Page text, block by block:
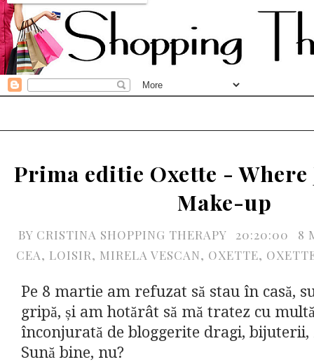
Prima editie Oxette - Where
Make-up
BY CRISTINA SHOPPING THERAPY 20:20:00
8
CEA, LOISIR, MIRELA VESCAN, OXETTE,
Pe 8 martie am refuzat să stau în casă,
gripă, și am hotărât să mă tratez cu
înconjurată de bloggerite dragi,
Sună bine, nu?